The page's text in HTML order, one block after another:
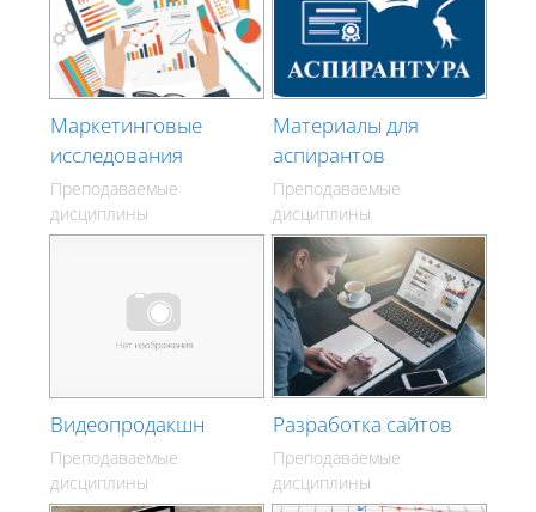
Маркетинговые
исследования
Преподаваемые
дисциплины
Материалы для
аспирантов
Преподаваемые
дисциплины
Видеопродакшн
Преподаваемые
дисциплины
Разработка сайтов
Преподаваемые
дисциплины